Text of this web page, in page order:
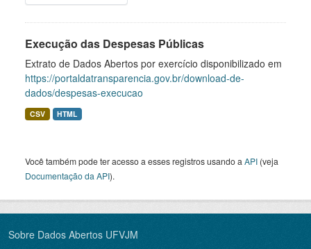
Execução das Despesas Públicas
Extrato de Dados Abertos por exercício disponibilizado em
https://portaldatransparencia.gov.br/download-de-
dados/despesas-execucao
CSV HTML
Você também pode ter acesso a esses registros usando a API (veja
Documentação da API).
Sobre Dados Abertos UFVJM